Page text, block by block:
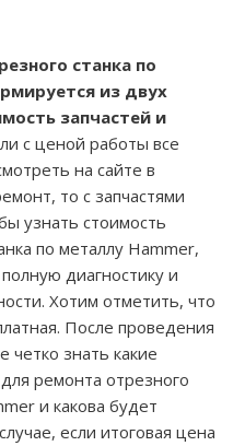
станка по
из двух
запчастей и
с ценой работы все
на сайте в
то с запчастями
узнать стоимость
по металлу Hammer,
диагностику и
Хотим отметить, что
После проведения
четко знать какие
ремонта отрезного
и какова будет
если итоговая цена